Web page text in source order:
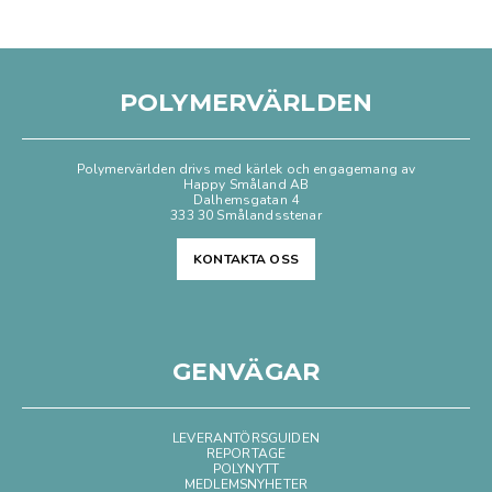
POLYMERVÄRLDEN
Polymervärlden drivs med kärlek och engagemang av
Happy Småland AB
Dalhemsgatan 4
333 30 Smålandsstenar
KONTAKTA OSS
GENVÄGAR
LEVERANTÖRSGUIDEN
REPORTAGE
POLYNYTT
MEDLEMSNYHETER